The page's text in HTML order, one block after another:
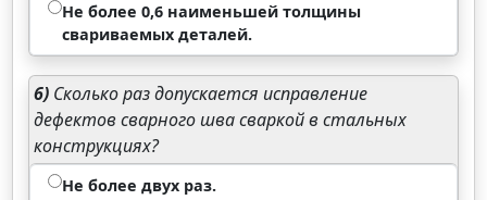
Не более 0,6 наименьшей толщины
свариваемых деталей.
6) Сколько раз допускается исправление
дефектов сварного шва сваркой в стальных
конструкциях?
Не более двух раз.